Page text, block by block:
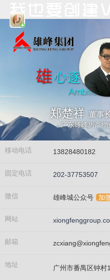
郑楚祥 董事
广东雄峰房产物
移动电话 13828480182
固定电话 202-37753507
微信 雄峰城公众号 加
网站
邮箱
地址 广州市番禺区钟